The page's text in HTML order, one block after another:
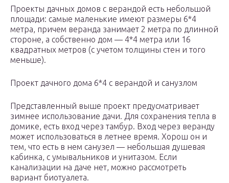
Проекты дачных домов с верандой есть небольшой
площади: самые маленькие имеют размеры 6*4
метра, причем веранда занимает 2 метра по длинной
стороне, а собственно дом — 4*4 метра или 16
квадратных метров (с учетом толщины стен и того
меньше).
Проект дачного дома 6*4 с верандой и санузлом
Представленный выше проект предусматривает
зимнее использование дачи. Для сохранения тепла в
домике, есть вход через тамбур. Вход через веранду
может использоваться в летнее время. Хорош он и
тем, что есть в нем санузел — небольшая душевая
кабинка, с умывальников и унитазом. Если
канализации на даче нет, можно рассмотреть
вариант биотуалета.